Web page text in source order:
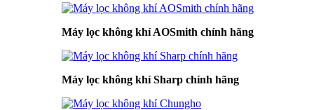
Máy lọc không khí AOSmith chính hãng
Máy lọc không khí Sharp chính hãng